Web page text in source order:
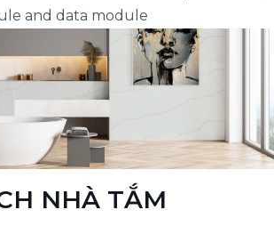
and data module
NHÀ TẮM